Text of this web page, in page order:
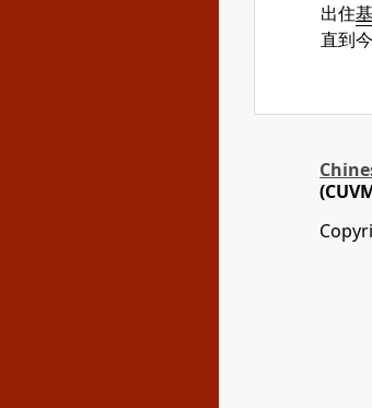
出住
直到今